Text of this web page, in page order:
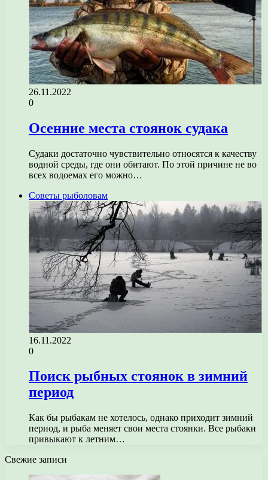
26.11.2022
0
Осенние места стоянок судака
Судаки достаточно чувствительно относятся к качеству
водной среды, где они обитают. По этой причине не во
всех водоемах его можно…
Советы рыболовам
16.11.2022
0
Поиск рыбных стоянок в зимний
период
Как бы рыбакам не хотелось, однако приходит зимний
период, и рыба меняет свои места стоянки. Все рыбаки
привыкают к летним…
Свежие записи